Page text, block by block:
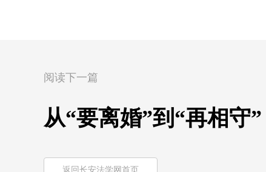
阅读下一篇
从“要离婚”到“再相守
返回长安法学网首页